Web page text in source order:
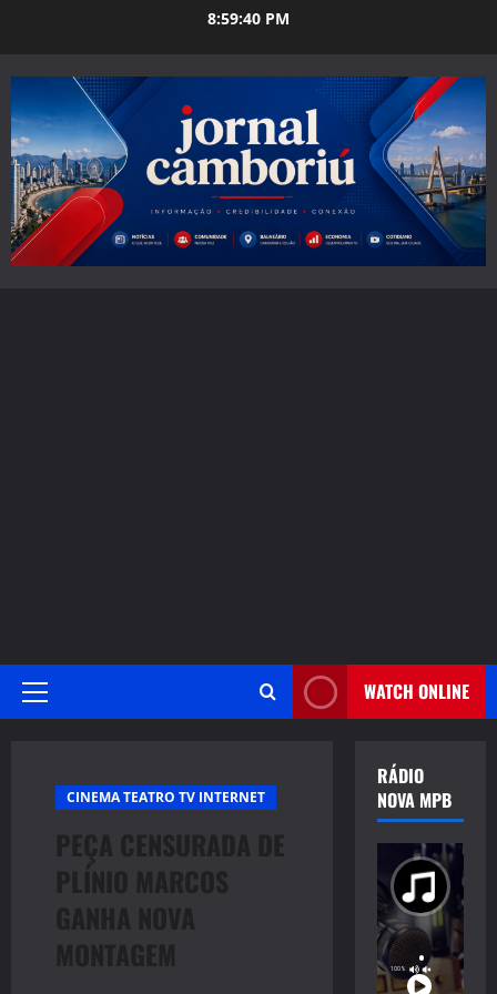
8:59:41 PM
Primary
WATCH ONLINE
CINEMA TEATRO TV INTERNET
PEÇA CENSURADA DE
PLÍNIO MARCOS
GANHA NOVA
MONTAGEM
RÁDIO
NOVA MPB